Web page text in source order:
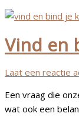
klant
Vind en
Laat een reactie
Een vraag die
wat ook een